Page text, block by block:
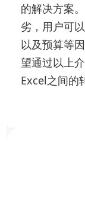
的解决方案
劣，用户可
以及预算等
望通过以上
Excel之间的